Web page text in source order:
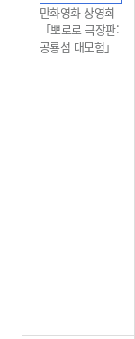
만화영화 상영회
「뽀로로 극장판:
공룡섬 대모험」